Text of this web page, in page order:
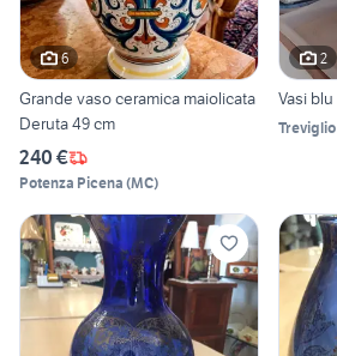
6
Grande vaso ceramica maiolicata
Deruta 49 cm
240 €
Potenza Picena (MC)
2
Vasi blu
Treviglio